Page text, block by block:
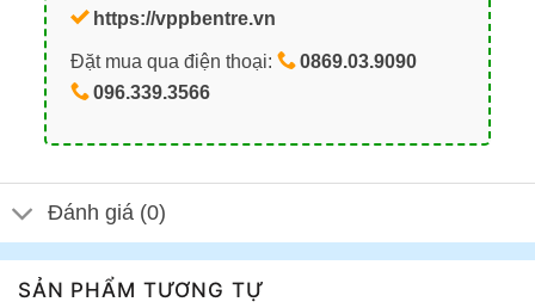
https://vppbentre.vn
Đặt mua qua điện thoại:
0869.03.9090
096.339.3566
Đánh giá (0)
SẢN PHẨM TƯƠNG TỰ